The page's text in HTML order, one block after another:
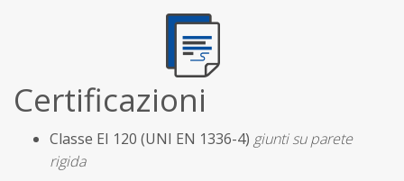
Certificazioni
Classe EI 120 (UNI EN 1336-4) giunti su parete
rigida